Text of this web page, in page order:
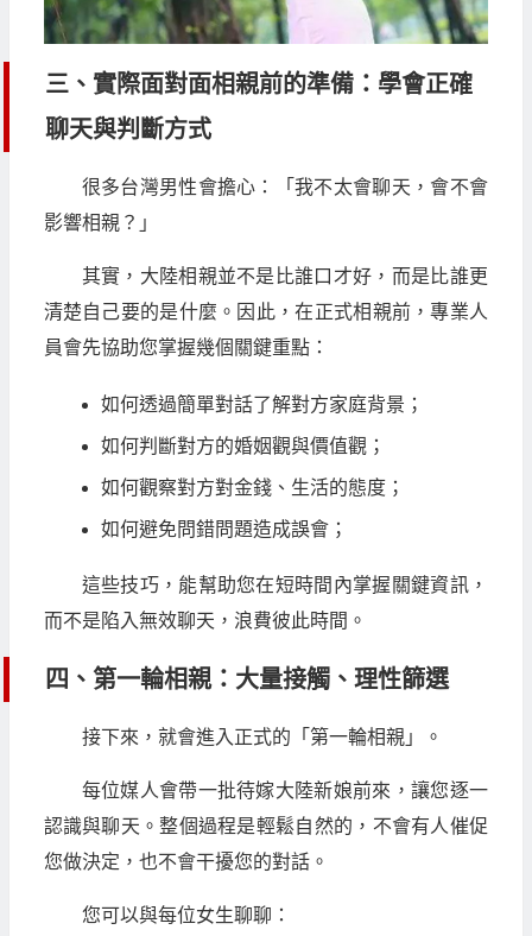
三、實際面對面相親前的準備：學會正確
聊天與判斷方式
很多台灣男性會擔心：「我不太會聊天，會不會
影響相親？」
其實，大陸相親並不是比誰口才好，而是比誰更
清楚自己要的是什麼。因此，在正式相親前，專業人
員會先協助您掌握幾個關鍵重點：
如何透過簡單對話了解對方家庭背景；
如何判斷對方的婚姻觀與價值觀；
如何觀察對方對金錢、生活的態度；
如何避免問錯問題造成誤會；
這些技巧，能幫助您在短時間內掌握關鍵資訊，
而不是陷入無效聊天，浪費彼此時間。
四、第一輪相親：大量接觸、理性篩選
接下來，就會進入正式的「第一輪相親」。
每位媒人會帶一批待嫁大陸新娘前來，讓您逐一
認識與聊天。整個過程是輕鬆自然的，不會有人催促
您做決定，也不會干擾您的對話。
您可以與每位女生聊聊：